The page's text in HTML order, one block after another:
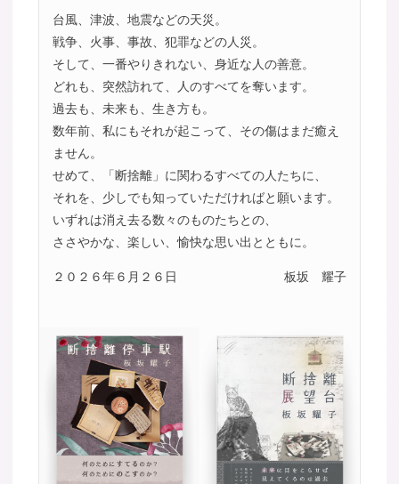
台風、津波、地震などの天災。
戦争、火事、事故、犯罪などの人災。
そして、一番やりきれない、身近な人の善意。
どれも、突然訪れて、人のすべてを奪います。
過去も、未来も、生き方も。
数年前、私にもそれが起こって、その傷はまだ癒え
ません。
せめて、「断捨離」に関わるすべての人たちに、
それを、少しでも知っていただければと願います。
いずれは消え去る数々のものたちとの、
ささやかな、楽しい、愉快な思い出とともに。
２０２６年６月２６日 板坂 耀子